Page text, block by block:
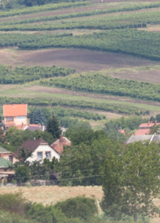
in/home/fastvisi/
in/home/fastvisi/
in/home/fastvisi/